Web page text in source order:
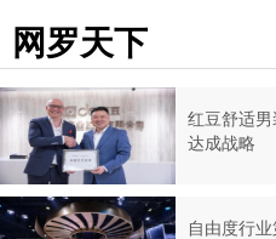
网罗天下
红豆舒适男
达成战略
自由度行